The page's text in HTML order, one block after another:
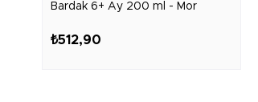
Bardak 6+ Ay 200 ml - Mor
₺512,90